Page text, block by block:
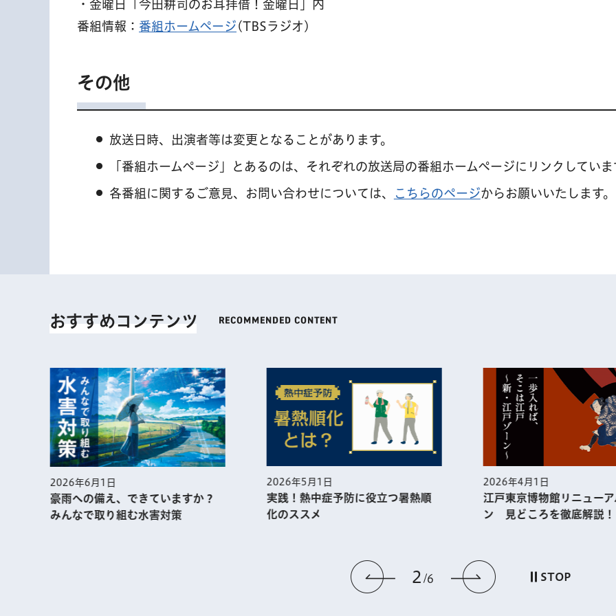
・金曜日「今田耕司のお耳拝借！金曜日」内
番組情報： 番組ホームページ (TBSラジオ)
その他
放送日時、出演者等は変更となることがあります。
「番組ホームページ」とあるのは、それぞれの放送局の番組ホームページにリンクしていま
各番組に関するご意見、お問い合わせについては、 こちらのページからお願いいたします。
おすすめコンテンツ
前のスライドを表示
2 6 次のスライド
STOP
2026年6月1日
豪雨への備え、できていますか？
みんなで取り組む水害対策
2026年5月1日
実践！熱中症予防に役⽴つ暑熱順
化のススメ
2026年4月1日
江戸東京博物館リニューア
ン 見どころを徹底解説！